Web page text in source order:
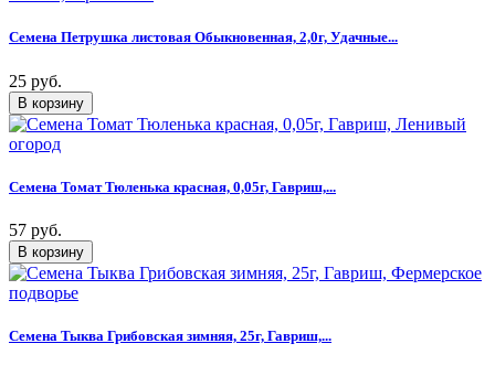
Семена Петрушка листовая Обыкновенная, 2,0г, Удачные...
25 руб.
Семена Томат Тюленька красная, 0,05г, Гавриш,...
57 руб.
Семена Тыква Грибовская зимняя, 25г, Гавриш,...